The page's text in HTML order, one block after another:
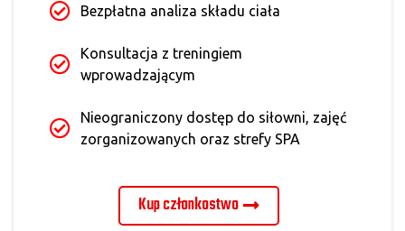
Bezpłatna analiza składu ciała
Konsultacja z treningiem
wprowadzającym
Nieograniczony dostęp do siłowni, zajęć
zorganizowanych oraz strefy SPA
Kup członkostwo